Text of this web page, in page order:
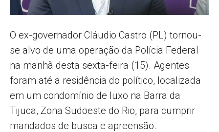
O ex-governador Cláudio Castro (PL) tornou-
se alvo de uma operação da Polícia Federal
na manhã desta sexta-feira (15). Agentes
foram até a residência do político, localizada
em um condomínio de luxo na Barra da
Tijuca, Zona Sudoeste do Rio, para cumprir
mandados de busca e apreensão.